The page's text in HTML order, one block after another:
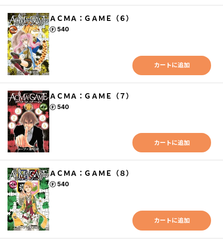
ＡＣＭＡ：ＧＡＭＥ（６）
540
ポイント
カートに追加
ＡＣＭＡ：ＧＡＭＥ（７）
540
ポイント
カートに追加
ＡＣＭＡ：ＧＡＭＥ（８）
540
ポイント
カートに追加